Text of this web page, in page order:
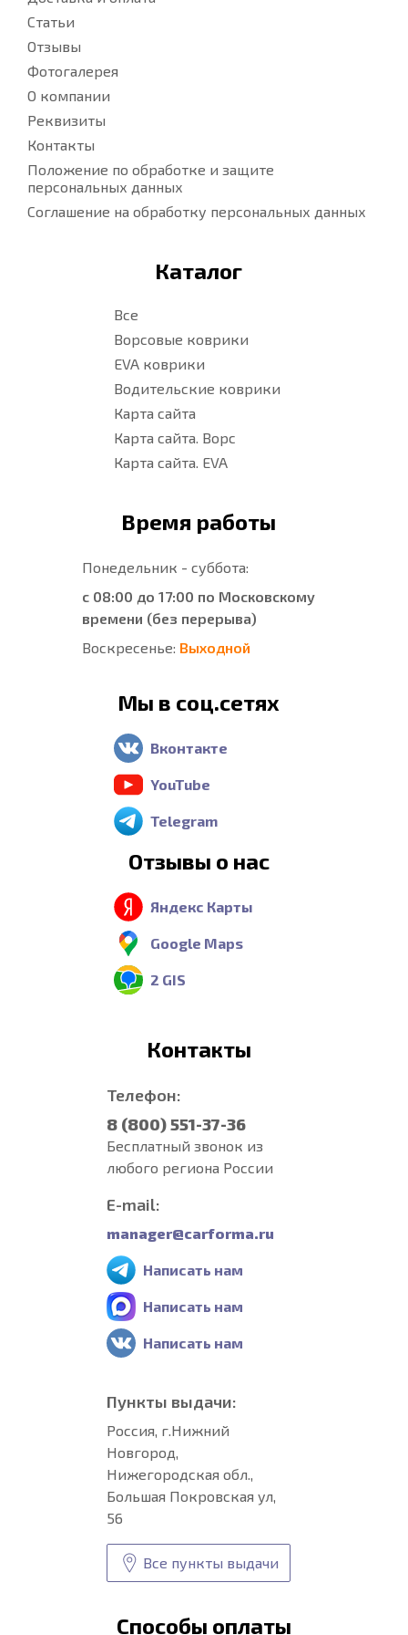
Статьи
Отзывы
Фотогалерея
О компании
Реквизиты
Контакты
Положение по обработке и защите
персональных данных
Соглашение на обработку персональных данных
Каталог
Все
Ворсовые коврики
EVA коврики
Водительские коврики
Карта сайта
Карта сайта. Ворс
Карта сайта. EVA
Время работы
Понедельник - суббота:
с 08:00 до 17:00 по Московскому
времени (без перерыва)
Воскресенье: Выходной
Мы в соц.сетях
Вконтакте
YouTube
Telegram
Отзывы о нас
Яндекс Карты
Google Maps
2 GIS
Контакты
Телефон:
8 (800) 551-37-36
Бесплатный звонок из
любого региона России
E-mail:
manager@carforma.ru
Написать нам
Написать нам
Написать нам
Пункты выдачи:
Россия, г.Нижний
Новгород,
Нижегородская обл.,
Большая Покровская ул,
56
Все пункты выдачи
Способы оплаты